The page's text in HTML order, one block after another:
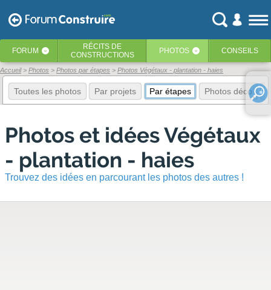
FORUM ‹ RÉCITS DE
CONSTRUCTIONS
PHOTOS ‹ CONSEILS
Accueil Photos Photos par étapes Photos Végétaux - plantation - haies
Toutes les photos Par projets Par étapes Photos déco
Photos et idées Végétaux
- plantation - haies
Trouvez des idées en parcourant les photos des autres !